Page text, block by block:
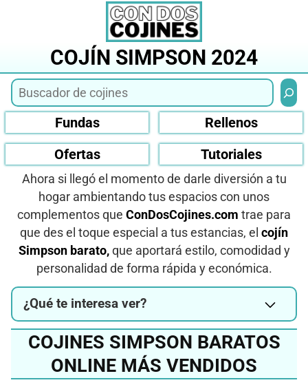
COJÍN SIMPSON 2024
Fundas
Rellenos
Ofertas
Tutoriales
Ahora si llegó el momento de darle diversión a tu
hogar ambientando tus espacios con unos
complementos que ConDosCojines.com trae para
que des el toque especial a tus estancias, el cojín
Simpson barato, que aportará estilo, comodidad y
personalidad de forma rápida y económica.
¿Qué te interesa ver?
COJINES SIMPSON BARATOS
ONLINE MÁS VENDIDOS